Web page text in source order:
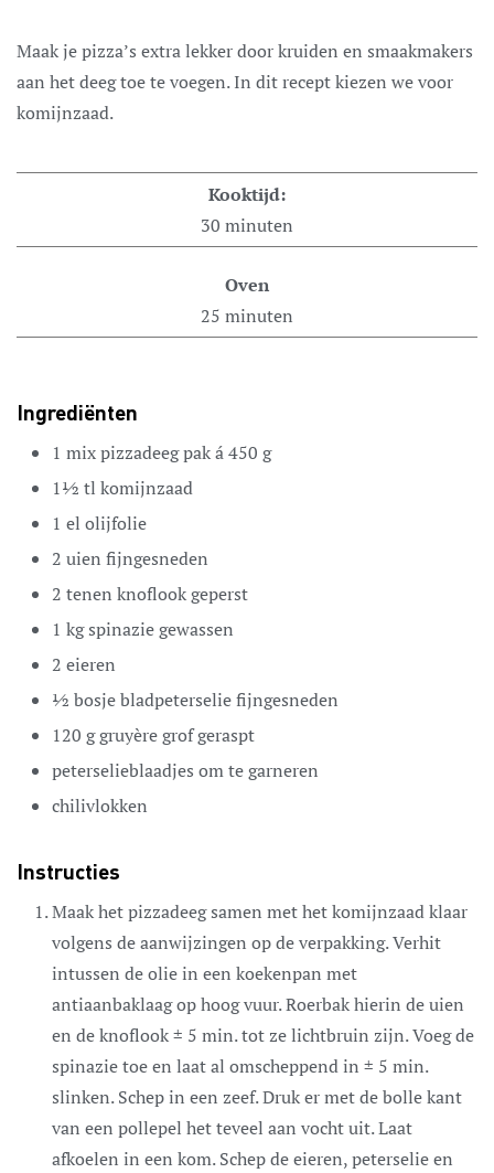
Maak je pizza’s extra lekker door kruiden en smaakmakers
aan het deeg toe te voegen. In dit recept kiezen we voor
komijnzaad.
Kooktijd:
30 minuten
Oven
25 minuten
Ingrediënten
1 mixpizzadeegpak á 450 g
1½ tl komijnzaad
1 el olijfolie
2 uien fijngesneden
2 tenen knoflookgeperst
1 kgspinaziegewassen
2 eieren
½ bosjebladpeterseliefijngesneden
120 ggruyèregrof geraspt
peterselieblaadjes om te garneren
chilivlokken
Instructies
Maak het pizzadeeg samen met het komijnzaad klaar
volgens de aanwijzingen op de verpakking. Verhit
intussen de olie in een koekenpan met
antiaanbaklaag op hoog vuur. Roerbak hierin de uien
en de knoflook ± 5 min. tot ze lichtbruin zijn. Voeg de
spinazie toe en laat al omscheppend in ± 5 min.
slinken. Schep in een zeef. Druk er met de bolle kant
van een pollepel het teveel aan vocht uit. Laat
afkoelen in een kom. Schep de eieren, peterselie en